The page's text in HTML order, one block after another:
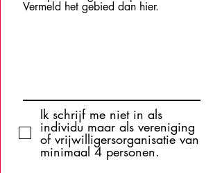
Vermeld het gebied dan hier.
Ik schrijf me niet in als
individu maar als vereniging
of vrijwilligersorganisatie van
minimaal 4 personen.